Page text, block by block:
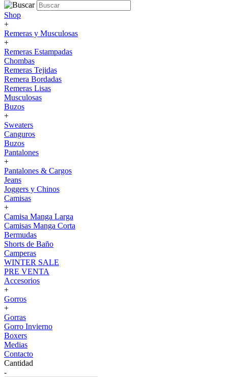
Shop
+
Remeras y Musculosas
+
Remeras Estampadas
Chombas
Remeras Tejidas
Remera Bordadas
Remeras Lisas
Musculosas
Buzos
+
Sweaters
Canguros
Buzos
Pantalones
+
Pantalones & Cargos
Jeans
Joggers y Chinos
Camisas
+
Camisa Manga Larga
Camisas Manga Corta
Bermudas
Shorts de Baño
Camperas
WINTER SALE
PRE VENTA
Accesorios
+
Gorros
+
Gorras
Gorro Invierno
Boxers
Medias
Contacto
Cantidad
-